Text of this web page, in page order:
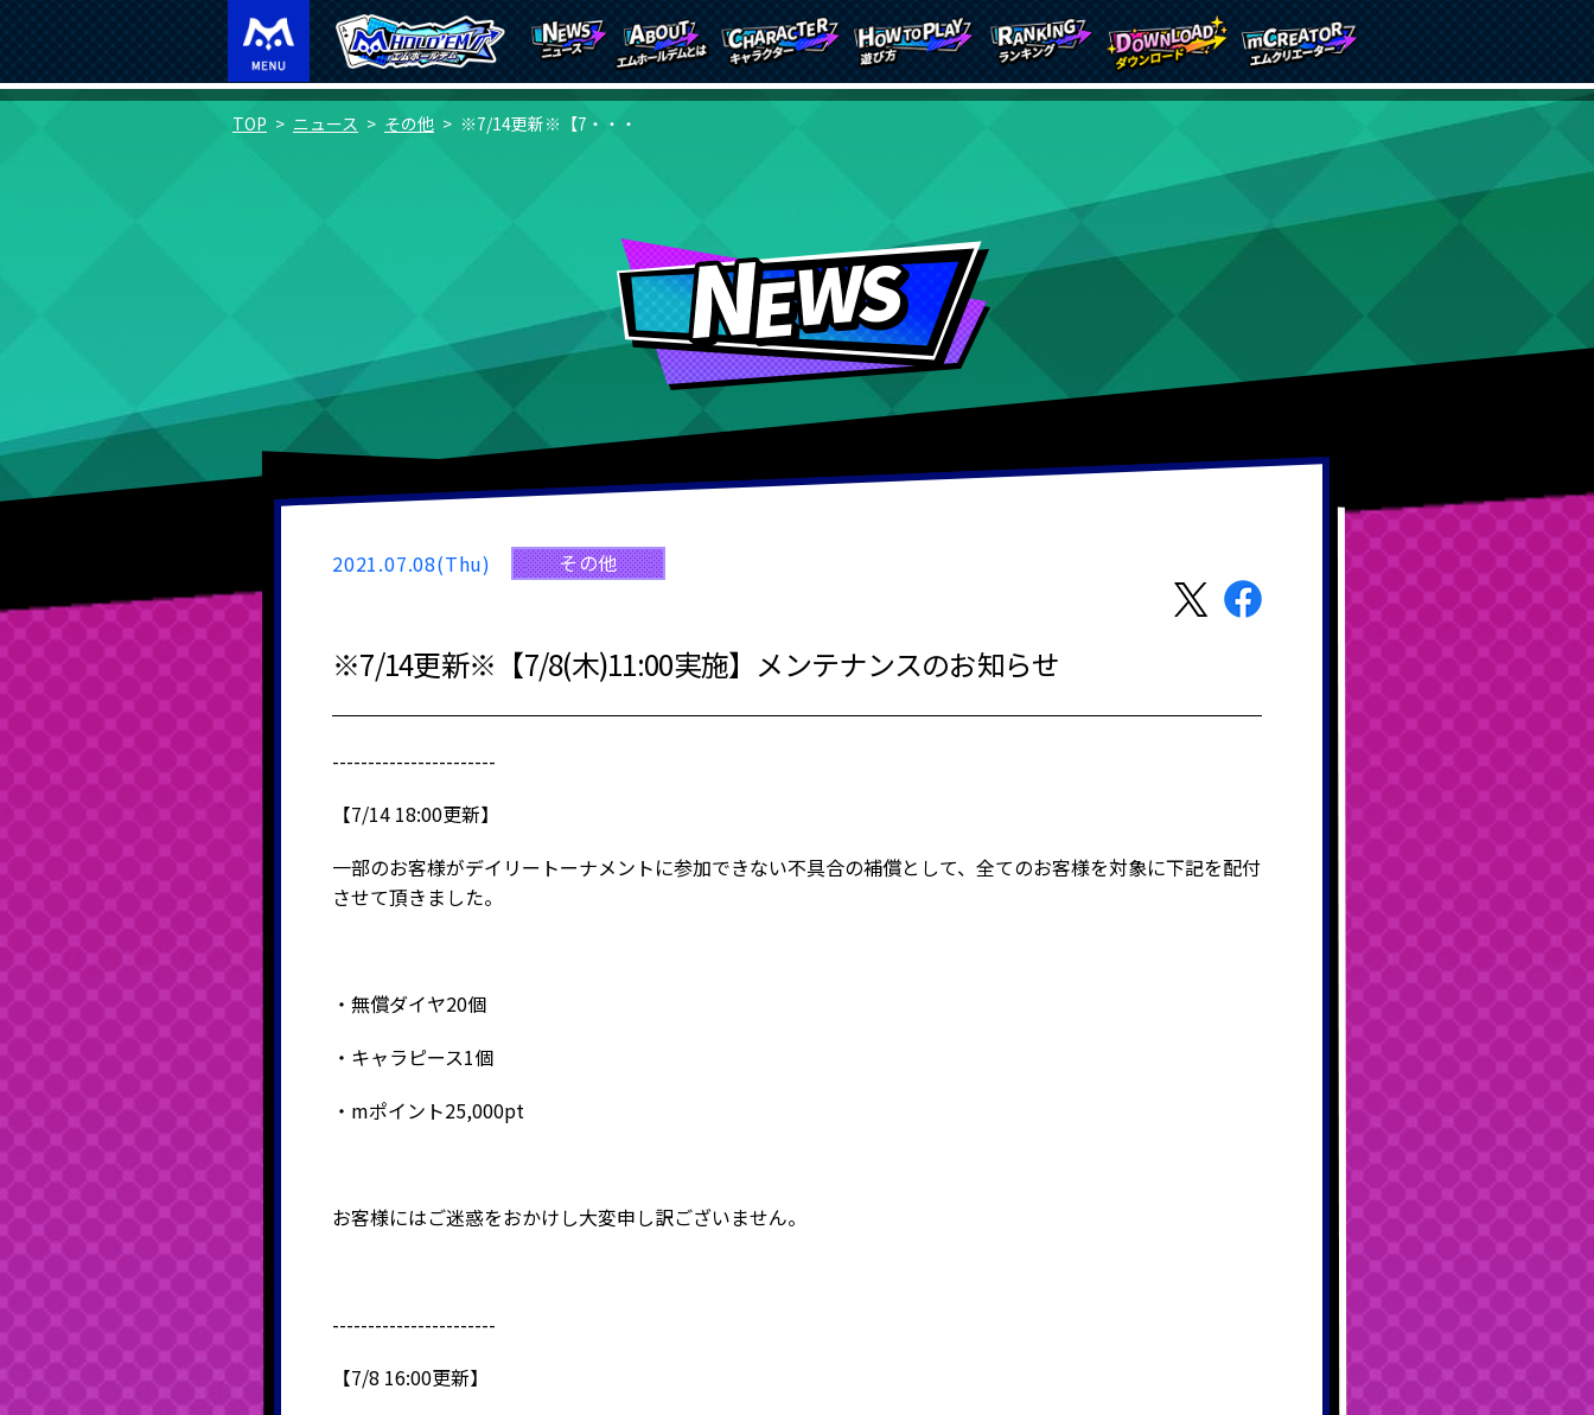
TOP ニュース その他 ※7/14更新※【7・・・
2021.07.08(Thu) その他
※7/14更新※【7/8(木)11:00実施】メンテナンスのお知らせ
-----------------------
【7/14 18:00更新】
一部のお客様がデイリートーナメントに参加できない不具合の補償として、全てのお客様を対象に下記を配付
させて頂きました。
・無償ダイヤ20個
・キャラピース1個
・mポイント25,000pt
お客様にはご迷惑をおかけし大変申し訳ございません。
-----------------------
【7/8 16:00更新】